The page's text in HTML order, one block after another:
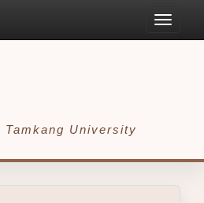
Toggle
Tamkang University